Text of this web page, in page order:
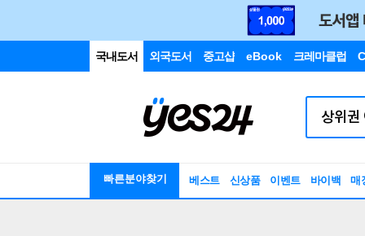
국내도서 외국도서 중고샵 eBook 크레마클럽
빠른분야찾기 베스트 신상품 이벤트 바이백 매